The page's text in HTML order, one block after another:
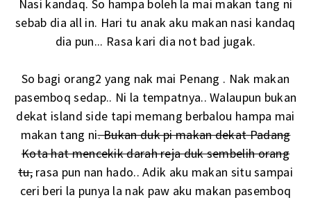
Nasi kandaq. So hampa boleh la mai makan tang ni
sebab dia all in. Hari tu anak aku makan nasi kandaq
dia pun... Rasa kari dia not bad jugak.
So bagi orang2 yang nak mai Penang . Nak makan
pasemboq sedap.. Ni la tempatnya.. Walaupun bukan
dekat island side tapi memang berbalou hampa mai
makan tang ni. Bukan duk pi makan dekat Padang
Kota hat mencekik darah reja duk sembelih orang
tu,rasa pun nan hado.. Adik aku makan situ sampai
ceri beri la punya la nak paw aku makan pasemboq